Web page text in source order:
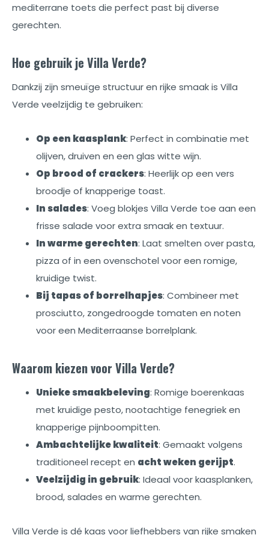
mediterrane toets die perfect past bij diverse
gerechten.
Hoe gebruik je Villa Verde?
Dankzij zijn smeuïge structuur en rijke smaak is Villa
Verde veelzijdig te gebruiken:
Op een kaasplank: Perfect in combinatie met
olijven, druiven en een glas witte wijn.
Op brood of crackers: Heerlijk op een vers
broodje of knapperige toast.
In salades: Voeg blokjes Villa Verde toe aan een
frisse salade voor extra smaak en textuur.
In warme gerechten: Laat smelten over pasta,
pizza of in een ovenschotel voor een romige,
kruidige twist.
Bij tapas of borrelhapjes: Combineer met
prosciutto, zongedroogde tomaten en noten
voor een Mediterraanse borrelplank.
Waarom kiezen voor Villa Verde?
Unieke smaakbeleving: Romige boerenkaas
met kruidige pesto, nootachtige fenegriek en
knapperige pijnboompitten.
Ambachtelijke kwaliteit: Gemaakt volgens
traditioneel recept en acht weken gerijpt.
Veelzijdig in gebruik: Ideaal voor kaasplanken,
brood, salades en warme gerechten.
Villa Verde is dé kaas voor liefhebbers van rijke smaken